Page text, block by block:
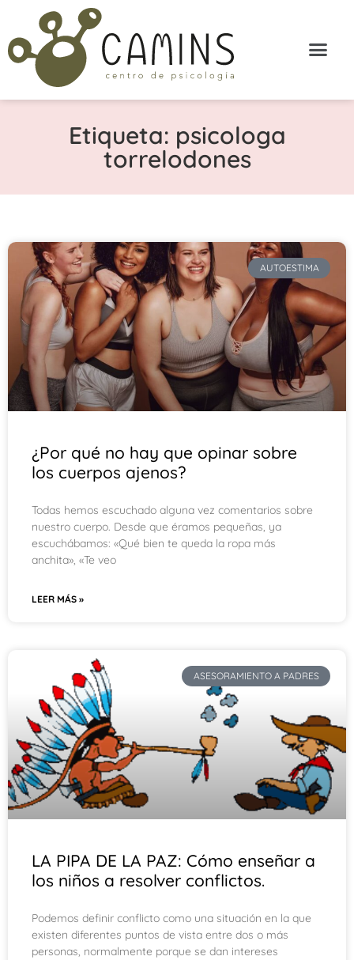
Etiqueta: psicologa
torrelodones
AUTOESTIMA
¿Por qué no hay que opinar sobre
los cuerpos ajenos?
Todas hemos escuchado alguna vez comentarios sobre
nuestro cuerpo. Desde que éramos pequeñas, ya
escuchábamos: «Qué bien te queda la ropa más
anchita», «Te veo
LEER MÁS »
ASESORAMIENTO A PADRES
LA PIPA DE LA PAZ: Cómo enseñar a
los niños a resolver conflictos.
Podemos definir conflicto como una situación en la que
existen diferentes puntos de vista entre dos o más
personas, normalmente porque se dan intereses